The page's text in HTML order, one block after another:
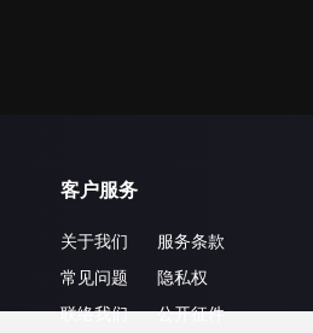
客户服务
关于我们
常见问题
联络我们
服务条款
隐私权
公开征件